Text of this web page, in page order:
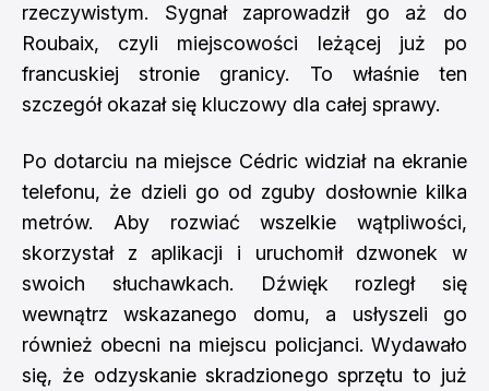
rzeczywistym. Sygnał zaprowadził go aż do
Roubaix, czyli miejscowości leżącej już po
francuskiej stronie granicy. To właśnie ten
szczegół okazał się kluczowy dla całej sprawy.
Po dotarciu na miejsce Cédric widział na ekranie
telefonu, że dzieli go od zguby dosłownie kilka
metrów. Aby rozwiać wszelkie wątpliwości,
skorzystał z aplikacji i uruchomił dzwonek w
swoich słuchawkach. Dźwięk rozległ się
wewnątrz wskazanego domu, a usłyszeli go
również obecni na miejscu policjanci. Wydawało
się, że odzyskanie skradzionego sprzętu to już